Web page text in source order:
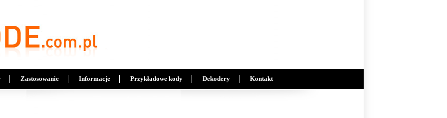
Zastosowanie Informacje Przykładowe kody Dekodery Kontakt